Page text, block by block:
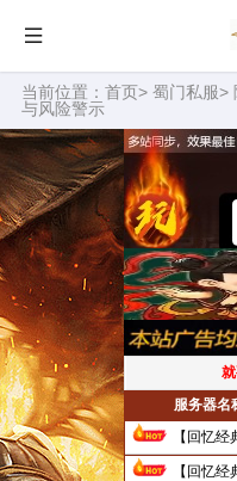
当前位置： 首页> 蜀门私服>
与风险警示